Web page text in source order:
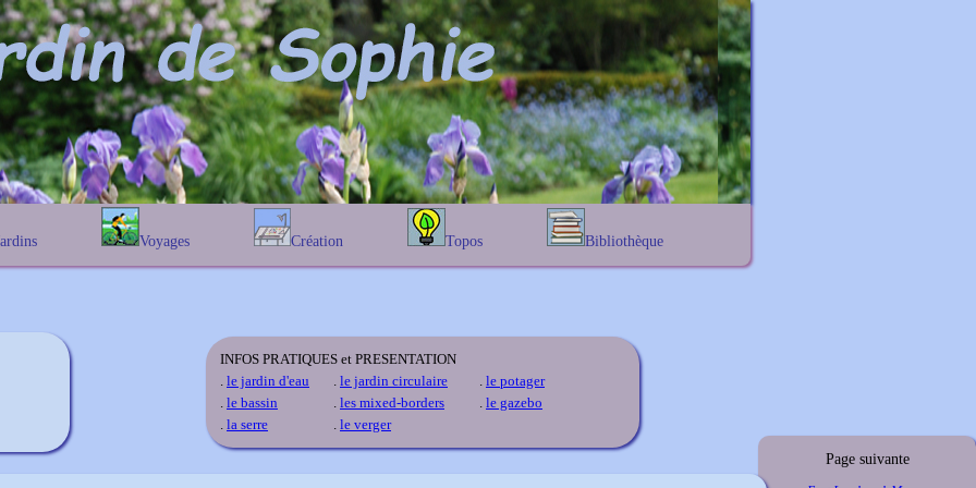
Voyages
En Belgique
Création
Prairies fleuries
Topos
Les chênes
Les Euonymus
Bibliothèque
Lexique noms propres
Page suivante
INFOS PRATIQUES et PRESENTATION
. le jardin d'eau . le jardin circulaire . le potager
. le bassin . les mixed-borders . le gazebo
. la serre . le verger